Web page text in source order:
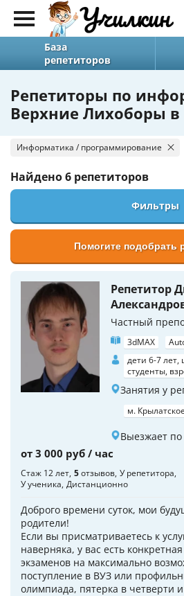
База
репетиторов
Репетиторы по
Верхние Лихоборы
Информатика / программирование
Найдено6 репетиторов
Фильтры
Помогите подобрать
Репетитор
Частный
3dMAX
дети 6-7 лет,
студенты,
Занятия у
м. Крылатское
Выезжает по
от 3 000 руб / час
Стаж 12 лет 5отзывов У репетитора
У ученика Дистанционно
Доброго времени суток, мои
родители!
Если вы присматриваетесь к
наверняка, у вас есть
экзаменов на максимально
поступление в ВУЗ или
олимпиада, пятерка в четверти